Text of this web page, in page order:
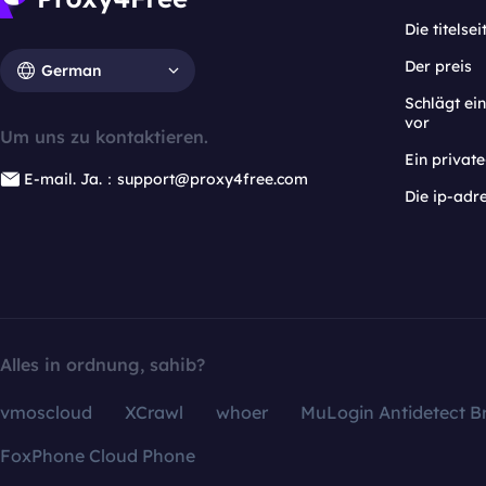
German
Um uns zu kontaktieren.
E-mail. Ja.：support@proxy4free.com
Die
Der preis
Schlägt
vor
Ein
Die ip-
Alles in ordnung, sahib?
vmoscloud XCrawl whoer
MuLogin Antidetect
FoxPhone Cloud Phone